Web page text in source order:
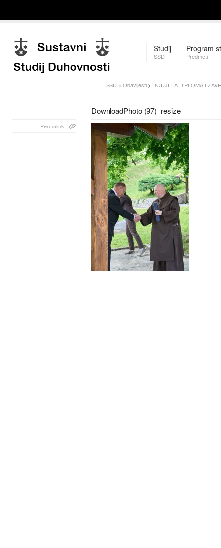
Studij
SSD
Program
Predmeti
SSD > Obavijesti > DODJELA DIPLOMA I
DownloadPhoto (97)_resize
Permalink